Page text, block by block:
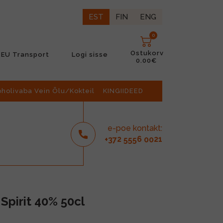
EST FIN ENG
EU Transport Logi sisse
0
Ostukorv
0.00€
Vein Õlu/Kokteil KINGIIDEED
e-poe kontakt:
+372 5556 0021
40% 50cl